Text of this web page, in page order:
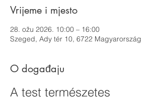
Vrijeme i mjesto
28. ožu 2026. 10:00 – 16:00
Szeged, Ady tér 10, 6722 Magyarország
O događaju
A test természetes